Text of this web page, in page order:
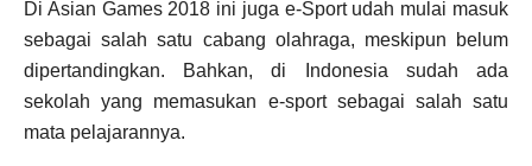
Di Asian Games 2018 ini juga e-Sport udah mulai masuk
sebagai salah satu cabang olahraga, meskipun belum
dipertandingkan. Bahkan, di Indonesia sudah ada
sekolah yang memasukan e-sport sebagai salah satu
mata pelajarannya.